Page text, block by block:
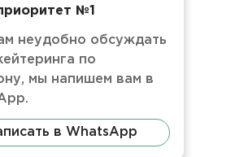
№1
неудобно обсуждать
по
мы напишем вам в
в WhatsApp